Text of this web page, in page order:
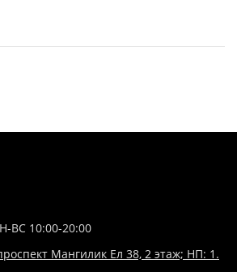
ВС 10:00-20:00
Мангилик Ел 38, ​2 этаж; НП: 1.